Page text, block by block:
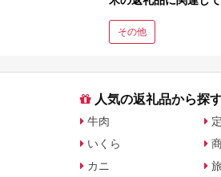
その他
人気の返礼品から探
牛肉
いくら
カニ